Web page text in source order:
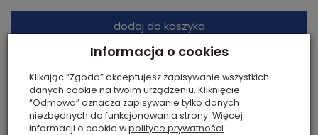
dodaj do koszyka
Płatność przelewem, Za pobraniem, PayU,
Przelewy24, PayPro
Szybkie płatności Blik.
Informacja o cookies
Klikając “Zgoda” akceptujesz zapisywanie wszystkich
danych cookie na twoim urządzeniu. Kliknięcie
“Odmowa” oznacza zapisywanie tylko danych
niezbędnych do funkcjonowania strony. Więcej
informacji o cookie wpolityce prywatności.